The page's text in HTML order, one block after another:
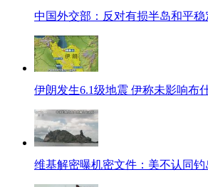
中国外交部：反对有损半岛和平稳
伊朗发生6.1级地震 伊称未影响布
维基解密曝机密文件：美不认同钓